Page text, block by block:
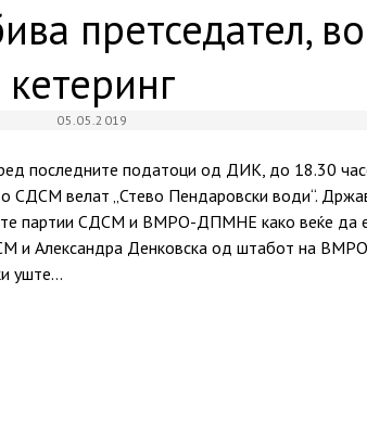
претседател,
кетеринг
05.05.2019
последните податоци од ДИК, до 18.30
СДСМ велат „Стево Пендаровски води“.
партии СДСМ и ВМРО-ДПМНЕ како веќе да
и Александра Денковска од штабот на
уште…